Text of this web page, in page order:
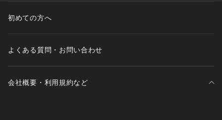
初めての方へ
よくある質問・お問い合わせ
会社概要・利用規約など